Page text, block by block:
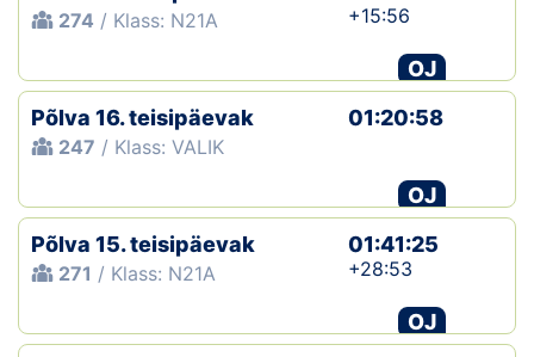
274 / Klass: N21A +15:56
OJ
Põlva 16. teisipäevak
247 / Klass: VALIK
01:20:58
OJ
Põlva 15. teisipäevak
271 / Klass: N21A
01:41:25
+28:53
OJ